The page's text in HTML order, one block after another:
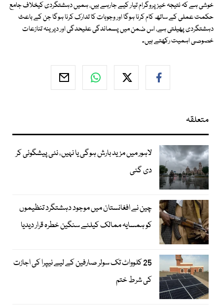
خوشی ہے کہ نتیجہ خیز پروگرام تیار کیے جارہے ہیں، ہمیں دہشتگردی کیخلاف جامع
حکمت عملی کے ساتھ کام کرنا ہوگا اور وجوہات کا تدارک کرنا ہوگا جن کے باعث
دہشتگردی پھیلتی ہے، اس ضمن میں پسماندگی علیحدگی اور دیرینہ تنازعات
خصوصی اہمیت رکھتے ہیں۔
متعلقہ
لاہور میں مزید بارش ہوگی یا نہیں، نئی پیشگوئی کر
دی گئی
چین نے افغانستان میں موجود دہشتگرد تنظیموں
کو ہمسایہ ممالک کیلئے سنگین خطرہ قرار دیدیا
25 کلوواٹ تک سولر صارفین کے لیے نیپرا کی اجازت
کی شرط ختم